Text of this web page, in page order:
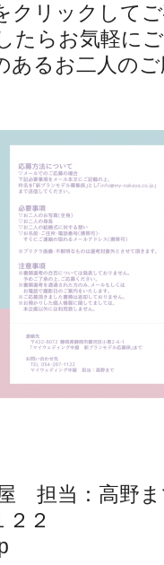
クリックして
たらお気軽に
あるお二人の
担当：高野
２２